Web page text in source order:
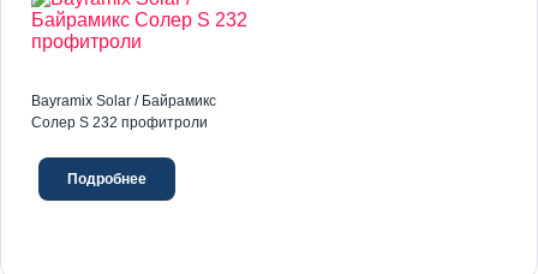
Bayramix Solar / Байрамикс
Солер S 232 профитроли
Подробнее